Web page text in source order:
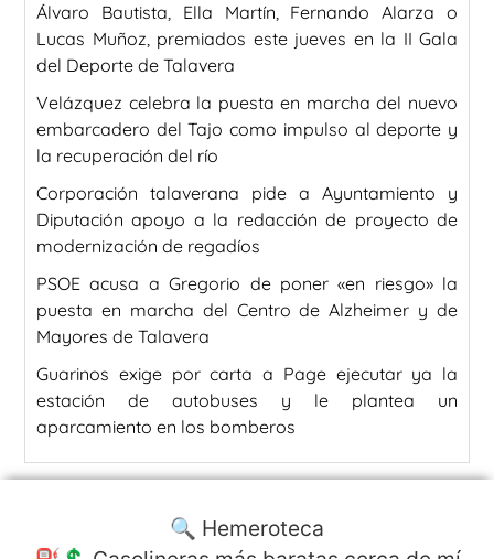
Álvaro Bautista, Ella Martín, Fernando Alarza o
Lucas Muñoz, premiados este jueves en la II Gala
del Deporte de Talavera
Velázquez celebra la puesta en marcha del nuevo
embarcadero del Tajo como impulso al deporte y
la recuperación del río
Corporación talaverana pide a Ayuntamiento y
Diputación apoyo a la redacción de proyecto de
modernización de regadíos
PSOE acusa a Gregorio de poner «en riesgo» la
puesta en marcha del Centro de Alzheimer y de
Mayores de Talavera
Guarinos exige por carta a Page ejecutar ya la
estación de autobuses y le plantea un
aparcamiento en los bomberos
🔍 Hemeroteca